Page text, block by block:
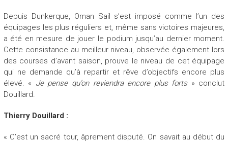
Depuis Dunkerque, Oman Sail s’est imposé comme l’un des
équipages les plus réguliers et, même sans victoires majeures,
a été en mesure de jouer le podium jusqu’au dernier moment.
Cette consistance au meilleur niveau, observée également lors
des courses d’avant saison, prouve le niveau de cet équipage
qui ne demande qu’à repartir et rêve d’objectifs encore plus
élevé. « Je pense qu’on reviendra encore plus forts» conclut
Douillard.
Thierry Douillard :
« C’est un sacré tour, âprement disputé. On savait au début du